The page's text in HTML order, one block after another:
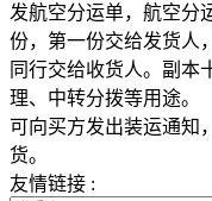
发航空分运单，航空分
份，第一份交给发货人
同行交给收货人。副本
理、中转分拨等用途
可向买方发出装运通知
货。
友情链接 :